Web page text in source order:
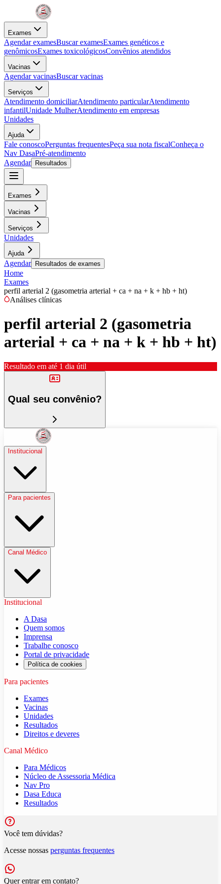
Exames
Agendar examesBuscar examesExames genéticos e
genômicosExames toxicológicosConvênios atendidos
Vacinas
Agendar vacinasBuscar vacinas
Serviços
Atendimento domiciliarAtendimento particularAtendimento
infantilUnidade MulherAtendimento em empresas
Unidades
Ajuda
Fale conoscoPerguntas frequentesPeça sua nota fiscalConheça o
Nav DasaPré-atendimento
Agendar
Resultados
Exames
Vacinas
Serviços
Unidades
Ajuda
Agendar Resultados de exames
Home
Exames
perfil arterial 2 (gasometria arterial + ca + na + k + hb + ht)
Análises clínicas
perfil arterial 2 (gasometria
arterial + ca + na + k + hb + ht)
Resultado em até 1 dia útil
Qual seu convênio?
Institucional
Para pacientes
Canal Médico
Institucional
A Dasa
Quem somos
Imprensa
Trabalhe conosco
Portal de privacidade
Política de cookies
Para pacientes
Exames
Vacinas
Unidades
Resultados
Direitos e deveres
Canal Médico
Para Médicos
Núcleo de Assessoria Médica
Nav Pro
Dasa Educa
Resultados
Você tem dúvidas?
Acesse nossas perguntas frequentes
Quer entrar em contato?